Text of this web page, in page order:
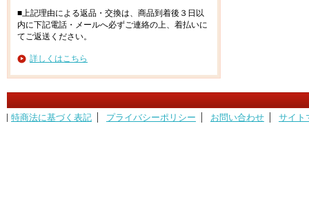
■上記理由による返品・交換は、商品到着後３日以
内に下記電話・メールへ必ずご連絡の上、着払いに
てご返送ください。
詳しくはこちら
特商法に基づく表記 プライバシーポリシー お問い合わせ サイト